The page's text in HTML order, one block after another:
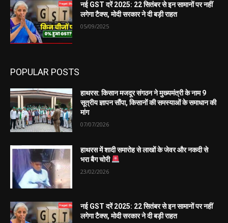
नई GST दरें 2025: 22 सितंबर से इन सामानों पर नहीं
लगेगा टैक्स, मोदी सरकार ने दी बड़ी राहत
05/09/2025
POPULAR POSTS
हाथरस: किसान मजदूर संगठन ने मुख्यमंत्री के नाम 9
सूत्रीय ज्ञापन सौंपा, किसानों की समस्याओं के समाधान की
मांग
07/07/2026
हाथरस में शादी समारोह से लाखों के जेवर और नकदी से
भरा बैग चोरी
23/02/2026
नई GST दरें 2025: 22 सितंबर से इन सामानों पर नहीं
लगेगा टैक्स, मोदी सरकार ने दी बड़ी राहत